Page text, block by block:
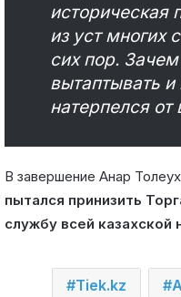
историческая
из уст многих
сих пор.
вытаптывать
натерпелся от
В завершение Анар
пытался принизить
службу всей казахской
Tiek.kz